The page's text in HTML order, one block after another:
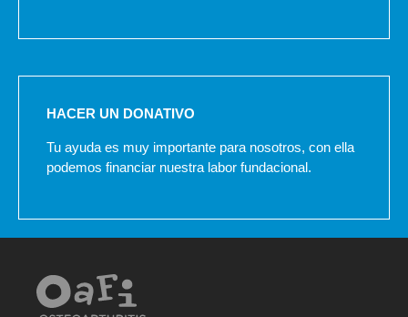
HACER UN DONATIVO
Tu ayuda es muy importante para nosotros, con ella
podemos financiar nuestra labor fundacional.